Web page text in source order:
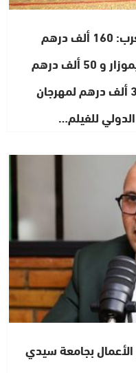
دعم المهرجانات السينمائية بالمغرب: 160 ألف درهم
لمهرجان فاس و80 ألف درهم لإيموزار و 50 ألف درهم
لمهرجان سينما المقهى بتازة و30 ألف درهم لمهرجان
الأعمال بجامعة سيدي